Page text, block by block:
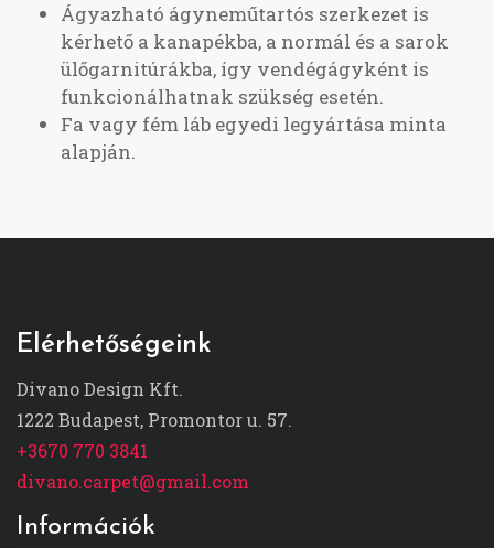
Ágyazható ágyneműtartós szerkezet is
kérhető a kanapékba, a normál és a sarok
ülőgarnitúrákba, így vendégágyként is
funkcionálhatnak szükség esetén.
Fa vagy fém láb egyedi legyártása minta
alapján.
Elérhetőségeink
Divano Design Kft.
1222 Budapest, Promontor u. 57.
+3670 770 3841
divano.carpet@gmail.com
Információk